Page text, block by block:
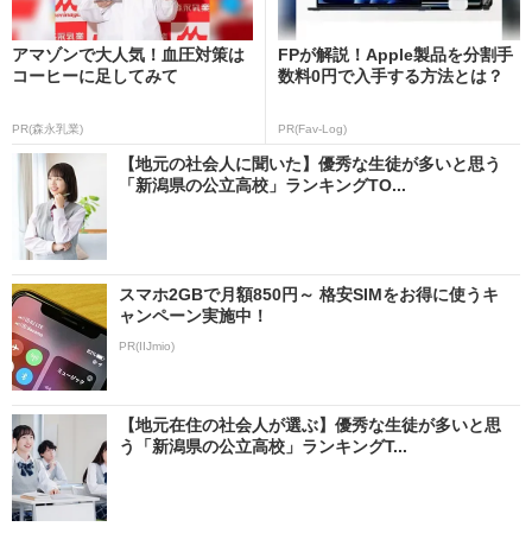
アマゾンで大人気！血圧対策は
コーヒーに足してみて
PR(森永乳業)
FPが解説！Apple製品を分割手
数料0円で入手する方法とは？
PR(Fav-Log)
【地元の社会人に聞いた】優秀な生徒が多いと思う
「新潟県の公立高校」ランキングTO...
スマホ2GBで月額850円～ 格安SIMをお得に使うキ
ャンペーン実施中！
PR(IIJmio)
【地元在住の社会人が選ぶ】優秀な生徒が多いと思
う「新潟県の公立高校」ランキングT...